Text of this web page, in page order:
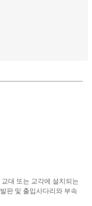
대 또는 교각에 설치되는
판 및 출입사다리와 부속